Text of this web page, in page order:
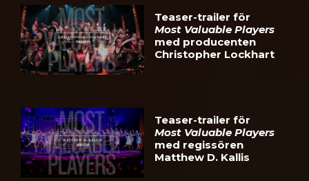
Teaser-trailer för
Most Valuable Players
med producenten
Christopher Lockhart
Teaser-trailer för
Most Valuable Players
med regissören
Matthew D. Kallis